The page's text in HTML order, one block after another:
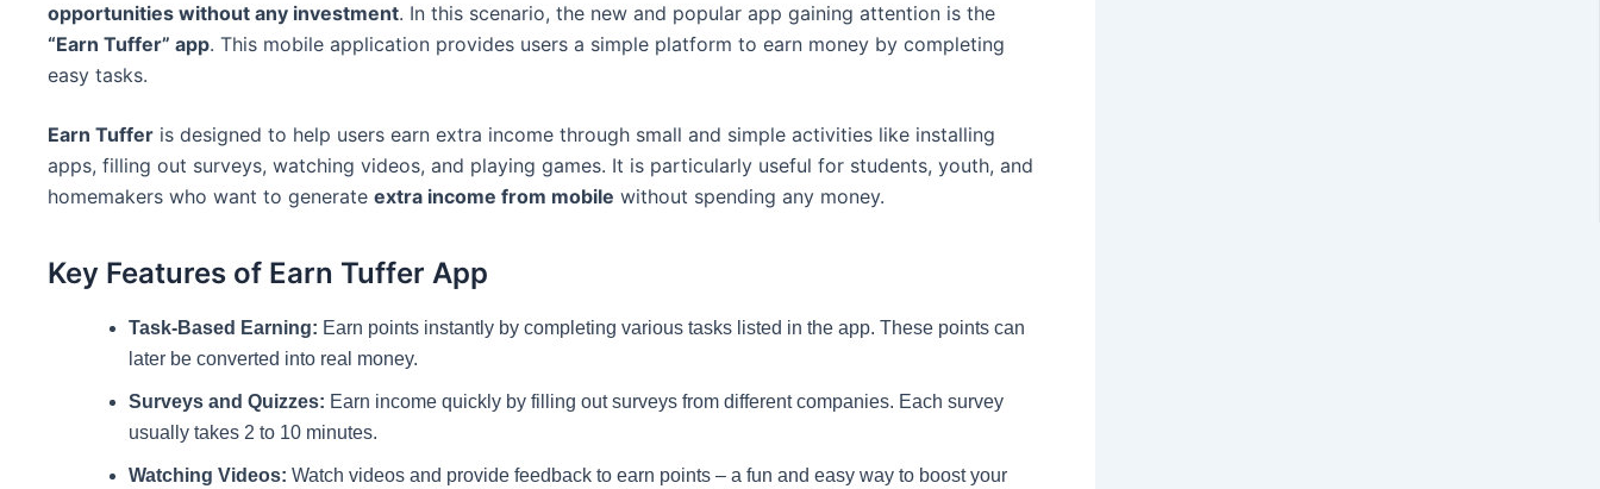
opportunities without any investment. In this scenario, the new and popular app gaining attention is the
“Earn Tuffer” app. This mobile application provides users a simple platform to earn money by completing
easy tasks.
Earn Tuffer is designed to help users earn extra income through small and simple activities like installing
apps, filling out surveys, watching videos, and playing games. It is particularly useful for students, youth, and
homemakers who want to generate extra income from mobile without spending any money.
Key Features of Earn Tuffer App
Task-Based Earning: Earn points instantly by completing various tasks listed in the app. These points can
later be converted into real money.
Surveys and Quizzes: Earn income quickly by filling out surveys from different companies. Each survey
usually takes 2 to 10 minutes.
Watching Videos: Watch videos and provide feedback to earn points – a fun and easy way to boost your